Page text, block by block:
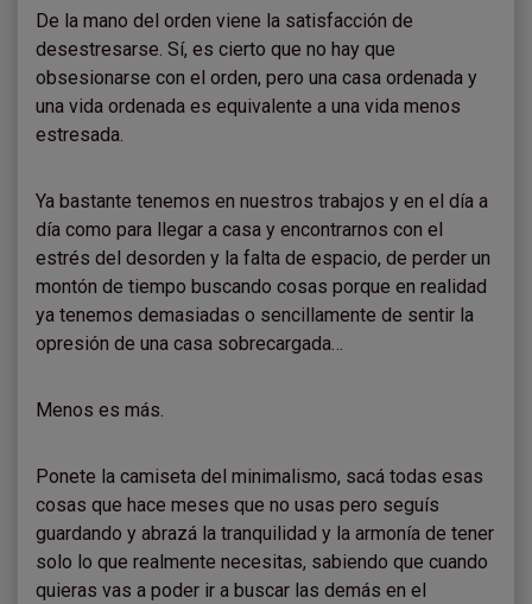
De la mano del orden viene la satisfacción de
desestresarse. Sí, es cierto que no hay que
obsesionarse con el orden, pero una casa ordenada y
una vida ordenada es equivalente a una vida menos
estresada.
Ya bastante tenemos en nuestros trabajos y en el día a
día como para llegar a casa y encontrarnos con el
estrés del desorden y la falta de espacio, de perder un
montón de tiempo buscando cosas porque en realidad
ya tenemos demasiadas o sencillamente de sentir la
opresión de una casa sobrecargada…
Menos es más.
Ponete la camiseta del minimalismo, sacá todas esas
cosas que hace meses que no usas pero seguís
guardando y abrazá la tranquilidad y la armonía de tener
solo lo que realmente necesitas, sabiendo que cuando
quieras vas a poder ir a buscar las demás en el